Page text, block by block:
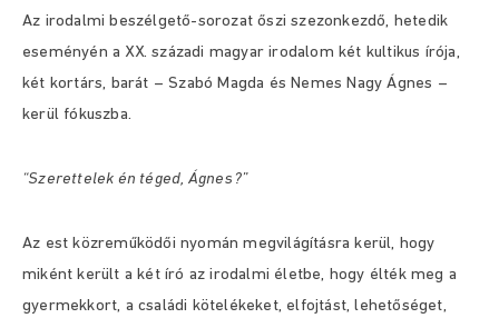
Az irodalmi beszélgető-sorozat őszi szezonkezdő, hetedik
eseményén a XX. századi magyar irodalom két kultikus írója,
két kortárs, barát – Szabó Magda és Nemes Nagy Ágnes –
kerül fókuszba.
“Szerettelek én téged, Ágnes?”
Az est közreműködői nyomán megvilágításra kerül, hogy
miként került a két író az irodalmi életbe, hogy élték meg a
gyermekkort, a családi kötelékeket, elfojtást, lehetőséget,